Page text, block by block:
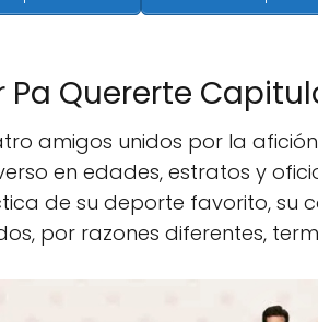
Pa Quererte
amigos unidos por la
en edades, estratos y
de su deporte favorito, su
por razones diferentes,